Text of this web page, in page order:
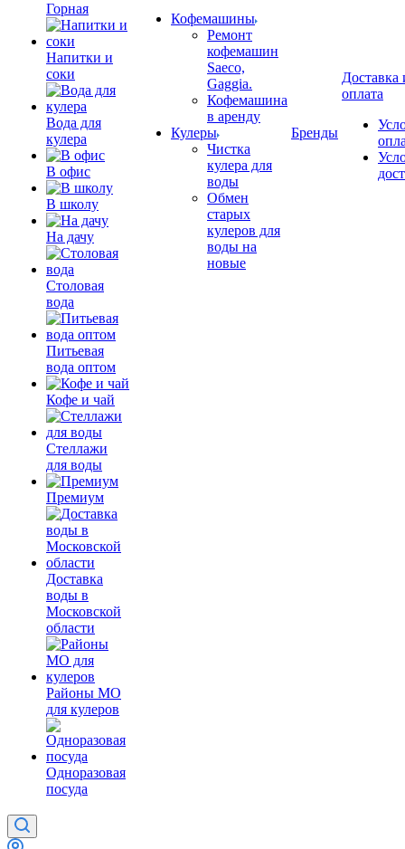
Горная
Напитки и
соки
Вода для
кулера
В офис
В школу
На дачу
Столовая
вода
Питьевая
вода оптом
Кофе и чай
Стеллажи
для воды
Премиум
Доставка
воды в
Московской
области
Районы МО
для кулеров
Одноразовая
посуда
Кофемашины
Ремонт
кофемашин
Saeco,
Gaggia.
Кофемашина
в аренду
Кулеры
Чистка
кулера для
воды
Обмен
старых
кулеров для
воды на
новые
Бренды
Доставка
оплата